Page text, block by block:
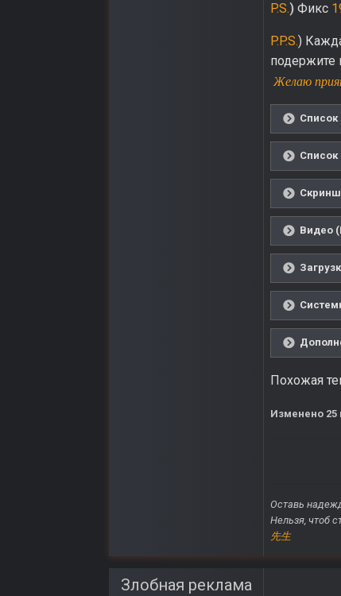
P.S.) Фикс
P.P.S.)
подержите
Желаю
Список
Список
Видео
Похожая
Изменено 25
Оставь
Нельзя, чтоб
先生
Злобная реклама